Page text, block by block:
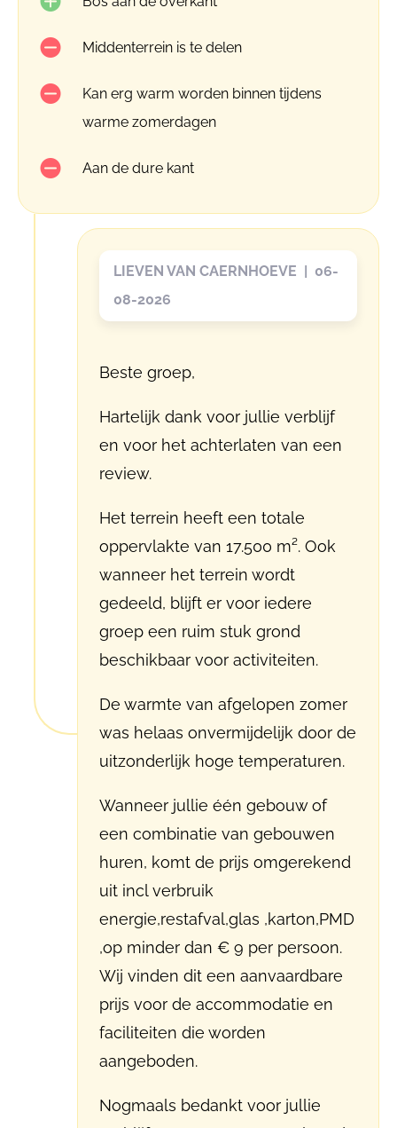
Middenterrein is te delen
Kan erg warm worden binnen tijdens
warme zomerdagen
Aan de dure kant
LIEVEN VAN CAERNHOEVE | 06-
08-2026
Beste groep,
Hartelijk dank voor jullie verblijf
en voor het achterlaten van een
review.
Het terrein heeft een totale
oppervlakte van 17.500 m². Ook
wanneer het terrein wordt
gedeeld, blijft er voor iedere
groep een ruim stuk grond
beschikbaar voor activiteiten.
De warmte van afgelopen zomer
was helaas onvermijdelijk door de
uitzonderlijk hoge temperaturen.
Wanneer jullie één gebouw of
een combinatie van gebouwen
huren, komt de prijs omgerekend
uit incl verbruik
energie,restafval,glas ,karton,PMD
,op minder dan € 9 per persoon.
Wij vinden dit een aanvaardbare
prijs voor de accommodatie en
faciliteiten die worden
aangeboden.
Nogmaals bedankt voor jullie